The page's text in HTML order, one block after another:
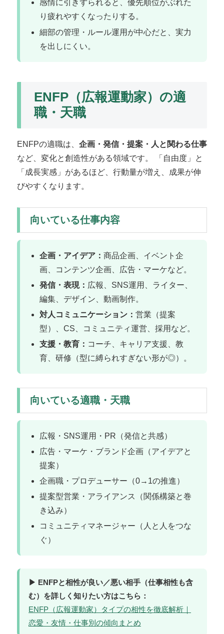
感情に引きずられると、優先順位がぶれた
り疲れやすくなったりする。
細部の管理・ルール運用が中心だと、実力
を出しにくい。
ENFP（広報運動家）の適
職・天職
ENFPの適職は、 企画・発信・提案・人と関わる仕事
など、変化と創造性がある領域です。 「自由度」と
「成長実感」があるほど、行動量が増え、成果が伸
びやすくなります。
向いている仕事内容
企画・アイデア：商品企画、イベント企
画、コンテンツ企画、広告・マーケなど。
発信・表現： 広報、SNS運用、ライター、
編集、デザイン、動画制作。
対人コミュニケーション：営業（提案
型）、CS、コミュニティ運営、採用など。
支援・教育： コーチ、キャリア支援、教
育、研修（型に縛られすぎない形が◎）。
向いている適職・天職
広報・SNS運用・PR（発信と共感）
広告・マーケ・ブランド企画（アイデアと
提案）
企画職・プロデューサー（0→1の推進）
提案型営業・アライアンス（関係構築と巻
き込み）
コミュニティマネージャー（人と人をつな
ぐ）
▶ ENFPと相性が良い／悪い相手（仕事相性も含
む）を詳しく知りたい方はこちら：
ENFP（広報運動家）タイプの相性を徹底解析｜
恋愛・友情・仕事別の傾向まとめ